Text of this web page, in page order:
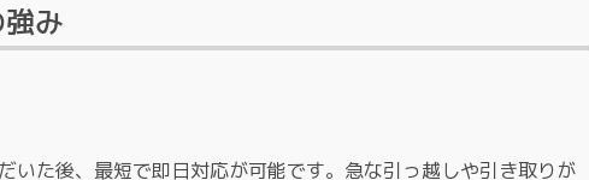
み
いた後、最短で即日対応が可能です。急な引っ越しや引き取りが